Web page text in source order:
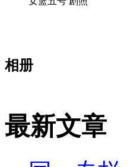
相册
最新文章